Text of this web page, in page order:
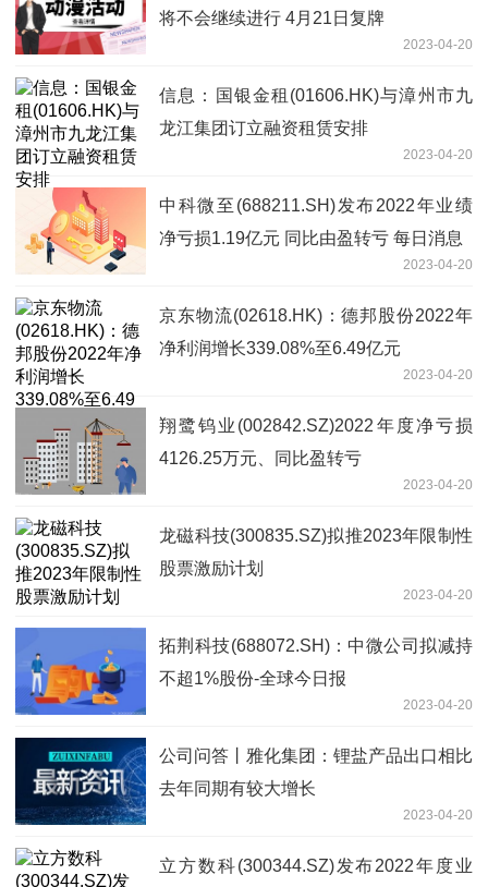
将不会继续进行 4月21日复牌
2023-04-20
信息：国银金租(01606.HK)与漳州市九
龙江集团订立融资租赁安排
2023-04-20
中科微至(688211.SH)发布2022年业绩
净亏损1.19亿元 同比由盈转亏 每日消息
2023-04-20
京东物流(02618.HK)：德邦股份2022年
净利润增长339.08%至6.49亿元
2023-04-20
翔鹭钨业(002842.SZ)2022年度净亏损
4126.25万元、同比盈转亏
2023-04-20
龙磁科技(300835.SZ)拟推2023年限制性
股票激励计划
2023-04-20
拓荆科技(688072.SH)：中微公司拟减持
不超1%股份-全球今日报
2023-04-20
公司问答丨雅化集团：锂盐产品出口相比
去年同期有较大增长
2023-04-20
立方数科(300344.SZ)发布2022年度业